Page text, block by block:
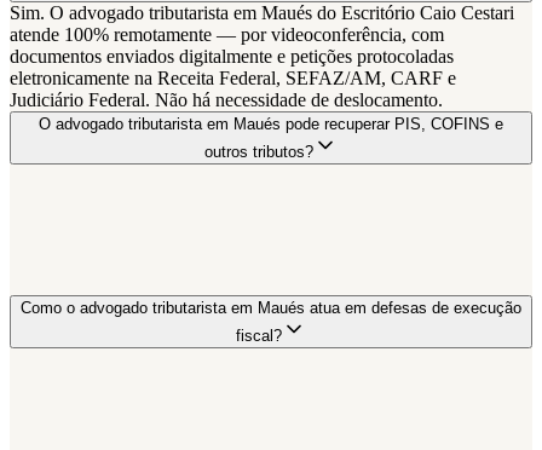
Sim. O advogado tributarista em Maués do Escritório Caio Cestari
atende 100% remotamente — por videoconferência, com
documentos enviados digitalmente e petições protocoladas
eletronicamente na Receita Federal, SEFAZ/AM, CARF e
Judiciário Federal. Não há necessidade de deslocamento.
O advogado tributarista em Maués pode recuperar PIS, COFINS e
outros tributos?
Como o advogado tributarista em Maués atua em defesas de execução
fiscal?